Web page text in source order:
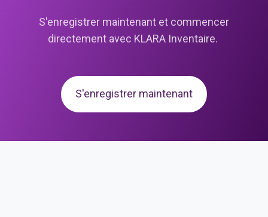
S'enregistrer maintenant et commencer
directement avec KLARA Inventaire.
S'enregistrer maintenant